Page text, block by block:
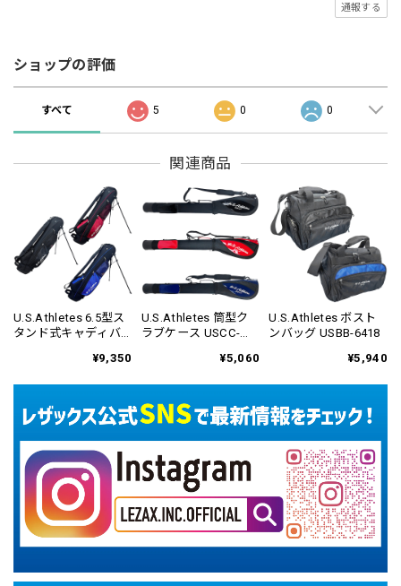
通報する
ショップの評価
すべて 5 0 0
関連商品
U.S.Athletes 6.5型ス
タンド式キャディバ
¥9,350
U.S.Athletes 筒型ク
ラブケース USCC-
¥5,060
U.S.Athletes ボスト
ンバッグ USBB-6418
¥5,940